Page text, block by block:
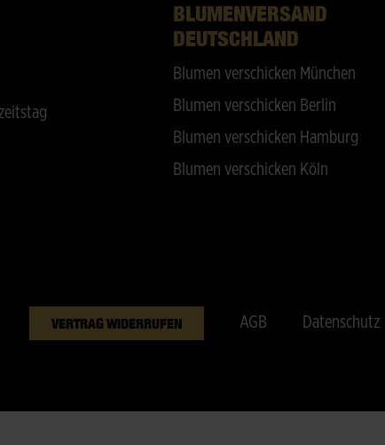
BLUMENVERSAND
DEUTSCHLAND
Blumen verschicken München
Blumen verschicken Berlin
Blumen verschicken Hamburg
Blumen verschicken Köln
VERTRAG WIDERRUFEN AGB Datenschutz